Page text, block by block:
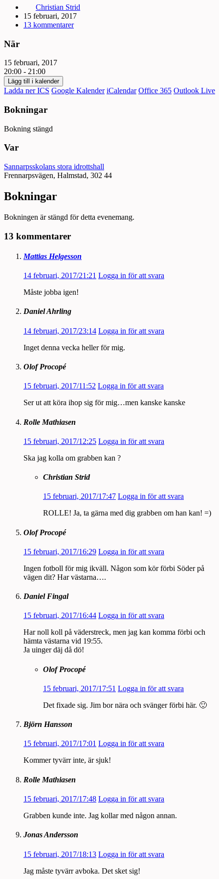
Christian Strid
15 februari, 2017
13 kommentarer
När
15 februari, 2017
20:00 - 21:00
Lägg till i kalender
Ladda ner ICS Google Kalender iCalendar Office 365 Outlook Live
Bokningar
Bokning stängd
Var
Sannarpsskolans stora idrottshall
Frennarpsvägen, Halmstad, 302 44
Bokningar
Bokningen är stängd för detta evenemang.
13 kommentarer
Mattias Helgesson
14 februari, 2017/21:21 Logga in för att svara
Måste jobba igen!
Daniel Ahrling
14 februari, 2017/23:14 Logga in för att svara
Inget denna vecka heller för mig.
Olof Procopé
15 februari, 2017/11:52 Logga in för att svara
Ser ut att köra ihop sig för mig…men kanske kanske
Rolle Mathiasen
15 februari, 2017/12:25 Logga in för att svara
Ska jag kolla om grabben kan ?
Christian Strid
15 februari, 2017/17:47 Logga in för att svara
ROLLE! Ja, ta gärna med dig grabben om han kan! =)
Olof Procopé
15 februari, 2017/16:29 Logga in för att svara
Ingen fotboll för mig ikväll. Någon som kör förbi Söder på
vägen dit? Har västarna….
Daniel Fingal
15 februari, 2017/16:44 Logga in för att svara
Har noll koll på väderstreck, men jag kan komma förbi och
hämta västarna vid 19:55.
Ja uinger däj då dö!
Olof Procopé
15 februari, 2017/17:51 Logga in för att svara
Det fixade sig. Jim bor nära och svänger förbi här. 🙂
Björn Hansson
15 februari, 2017/17:01 Logga in för att svara
Kommer tyvärr inte, är sjuk!
Rolle Mathiasen
15 februari, 2017/17:48 Logga in för att svara
Grabben kunde inte. Jag kollar med någon annan.
Jonas Andersson
15 februari, 2017/18:13 Logga in för att svara
Jag måste tyvärr avboka. Det sket sig!